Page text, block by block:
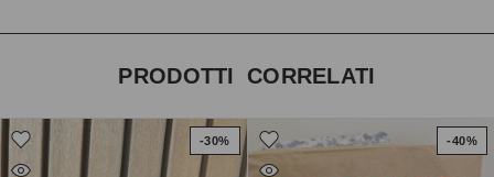
PRODOTTI CORRELATI
-30% -40%